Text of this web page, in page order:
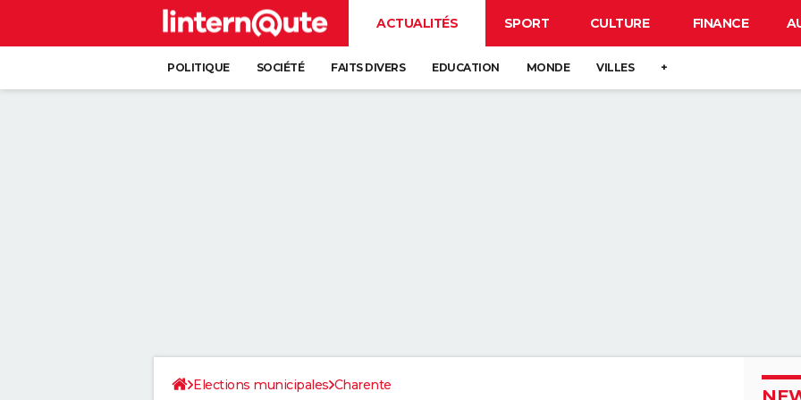
ACTUALITÉS SPORT CULTURE FINANCE
POLITIQUE SOCIÉTÉ FAITS DIVERS EDUCATION MONDE VILLES +
Elections municipales Charente